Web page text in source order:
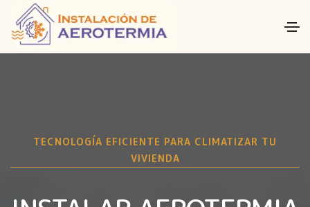
TECNOLOGÍA EFICIENTE PARA CLIMATIZAR TU
VIVIENDA